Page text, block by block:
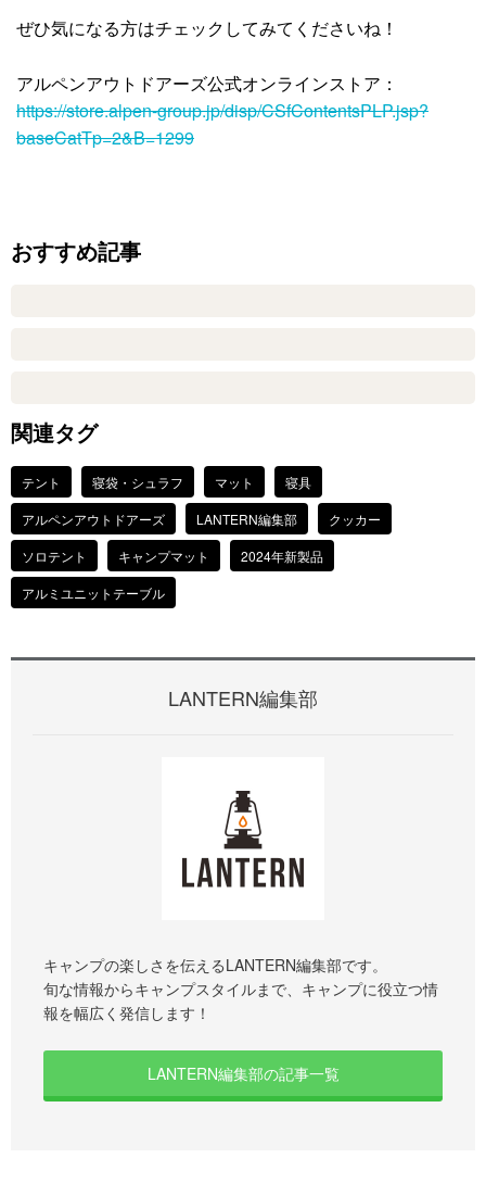
ぜひ気になる方はチェックしてみてくださいね！
アルペンアウトドアーズ公式オンラインストア：
https://store.alpen-group.jp/disp/CSfContentsPLP.jsp?
baseCatTp=2&B=1299
おすすめ記事
関連タグ
テント 寝袋・シュラフ マット
寝具
アルペンアウトドアーズ
LANTERN編集部
クッカー
ソロテント
キャンプマット
2024年新製品
アルミユニットテーブル
LANTERN編集部
キャンプの楽しさを伝えるLANTERN編集部です。
旬な情報からキャンプスタイルまで、キャンプに役立つ情
報を幅広く発信します！
LANTERN編集部の記事一覧